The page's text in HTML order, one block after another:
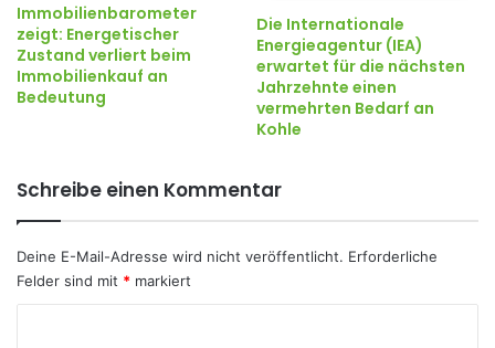
Immobilienbarometer
zeigt: Energetischer
Zustand verliert beim
Immobilienkauf an
Bedeutung
Die Internationale
Energieagentur (IEA)
erwartet für die nächsten
Jahrzehnte einen
vermehrten Bedarf an
Kohle
Schreibe einen Kommentar
Deine E-Mail-Adresse wird nicht veröffentlicht. Erforderliche
Felder sind mit * markiert